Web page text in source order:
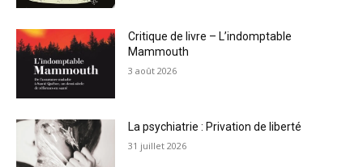
Critique de livre – L’indomptable
Mammouth
3 août 2026
La psychiatrie : Privation de liberté
31 juillet 2026